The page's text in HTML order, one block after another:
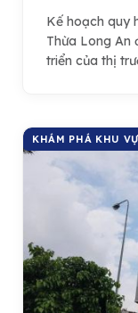
Kế hoạch quy
Thừa Long An
triển của thị
KHÁM PHÁ KHU